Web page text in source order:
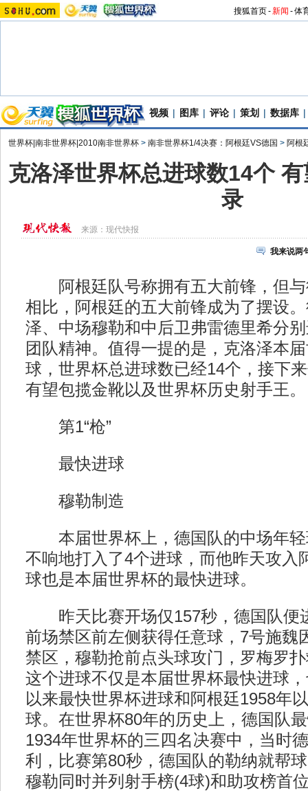
搜狐首页-新闻 -体
视频 | 图库 | 评论 | 策划 | 数据库 |
世界杯|南非世界杯|2010南非世界杯 > 南非世界杯1/4决赛：阿根廷VS德国 > 阿根
克洛泽世界杯总进球数14个
录
来源： 现代快报
我来说两
阿根廷队号称拥有五大前锋，但与
相比，阿根廷的五大前锋成为了摆设
泽、中场穆勒和中后卫弗雷德里希分
团队精神。值得一提的是，克洛泽本
球，世界杯总进球数已经14个，接下
有望包揽金靴以及世界杯历史射手王。
第1“枪”
最快进球
穆勒制造
本届世界杯上，德国队的中场年轻
不响地打入了4个进球，而他昨天攻入
球也是本届世界杯的最快进球。
昨天比赛开场仅157秒，德国队便
前场禁区前左侧获得任意球，7号施魏
禁区，穆勒抢前点头球攻门，罗梅罗
这个进球不仅是本届世界杯最快进球
以来最快世界杯进球和阿根廷1958年
球。在世界杯80年的历史上，德国队
1934年世界杯的三四名决赛中，当时
利，比赛第80秒，德国队的勒纳就帮
穆勒同时并列射手榜(4球)和助攻榜首